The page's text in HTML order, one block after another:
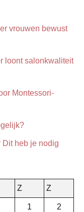
vrouwen bewust
loont salonkwaliteit
Montessori-
Dit heb je nodig
Z Z
1 2